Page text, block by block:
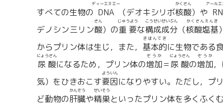
すべての生物の DNA
ディーエヌエー
（デオキシリボ核酸
かくさん
）や
アール
デノシン三リン酸
さん
）の重要
じゅうよう
な構成成分
こうせいせいぶん
（核酸塩基
かくさんえんき
からプリン体は生じ，また， 基本的
きほんてき
に生物である
尿酸
にょうさん
になるため，プリン体の増加
ぞうか
＝尿酸
にょうさん
の増加
ぞうか
気）をひきおこす要因
よういん
になりやすい。ただし，プ
ど動物の肝臓
かんぞう
や精巣
せいそう
といったプリン体を多くふく